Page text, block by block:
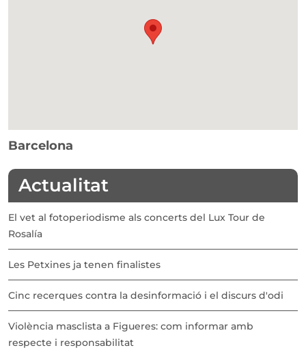
Barcelona
Actualitat
El vet al fotoperiodisme als concerts del Lux Tour de
Rosalía
Les Petxines ja tenen finalistes
Cinc recerques contra la desinformació i el discurs d'odi
Violència masclista a Figueres: com informar amb
respecte i responsabilitat